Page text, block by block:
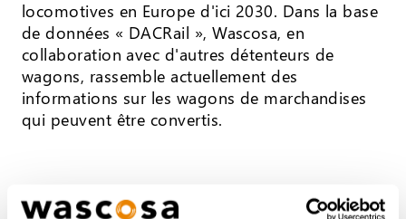
locomotives en Europe d'ici 2030. Dans la base
de données « DACRail », Wascosa, en
collaboration avec d'autres détenteurs de
wagons, rassemble actuellement des
informations sur les wagons de marchandises
qui peuvent être convertis.